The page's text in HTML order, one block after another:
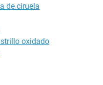
de ciruela
oxidado